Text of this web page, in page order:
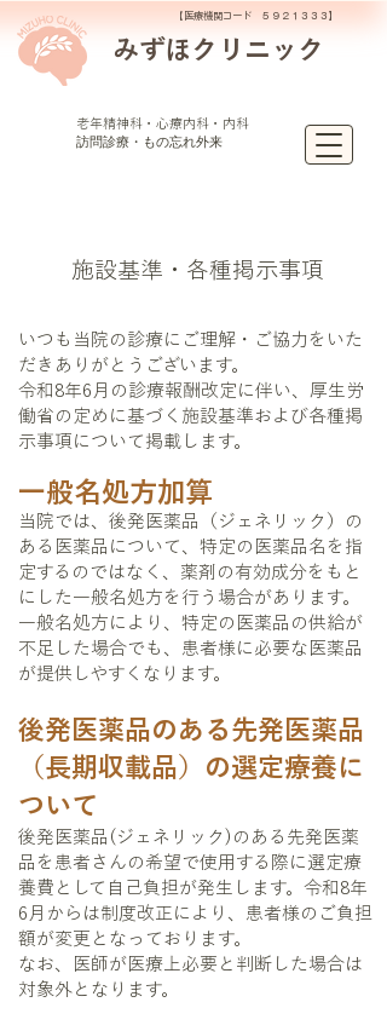
​【 医療機関コード ５９２１３３３】
みずほクリニック
​老年精神科・心療内科・内科
訪問診療・もの忘れ外来
施設基準・各種掲示事項
いつも当院の診療にご理解・ご協力をいた
だきありがとうございます。
令和8年6月の診療報酬改定に伴い、厚生労
働省の定めに基づく施設基準および各種掲
示事項について掲載します。
一般名処方加算
当院では、後発医薬品（ジェネリック）の
ある医薬品について、特定の医薬品名を指
定するのではなく、薬剤の有効成分をもと
にした一般名処方を行う場合があります。
一般名処方により、特定の医薬品の供給が
不足した場合でも、患者様に必要な医薬品
が提供しやすくなります。
後発医薬品のある先発医薬品
（長期収載品）の選定療養に
ついて
後発医薬品(ジェネリック) のある先発医薬
品を患者さんの希望で使用する際に選定療
養費として自己負担が発生します。令和8年
6月からは制度改正により、患者様のご負担
額が変更となっております。
なお、医師が医療上必要と判断した場合は
対象外となります。